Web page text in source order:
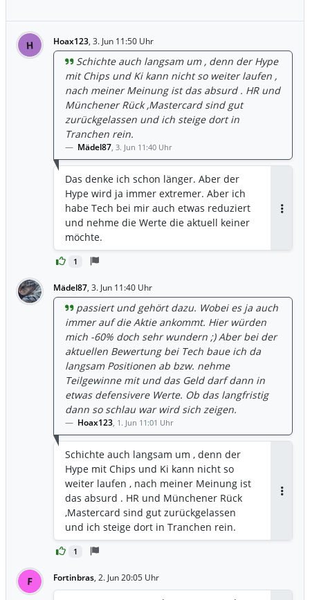
H Hoax123, 3. Jun 11:50 Uhr
1
Schichte auch langsam um , denn der Hype
mit Chips und Ki kann nicht so weiter laufen ,
nach meiner Meinung ist das absurd . HR und
Münchener Rück ,Mastercard sind gut
zurückgelassen und ich steige dort in
Tranchen rein.
Mädel87, 3. Jun 11:40 Uhr
Das denke ich schon länger. Aber der
Hype wird ja immer extremer. Aber ich
habe Tech bei mir auch etwas reduziert
und nehme die Werte die aktuell keiner
möchte.
Mädel87, 3. Jun 11:40 Uhr
1
passiert und gehört dazu. Wobei es ja auch
immer auf die Aktie ankommt. Hier würden
mich -60% doch sehr wundern ;) Aber bei der
aktuellen Bewertung bei Tech baue ich da
langsam Positionen ab bzw. nehme
Teilgewinne mit und das Geld darf dann in
etwas defensivere Werte. Ob das langfristig
dann so schlau war wird sich zeigen.
Hoax123, 1. Jun 11:01 Uhr
Schichte auch langsam um , denn der
Hype mit Chips und Ki kann nicht so
weiter laufen , nach meiner Meinung ist
das absurd . HR und Münchener Rück
,Mastercard sind gut zurückgelassen
und ich steige dort in Tranchen rein.
F Fortinbras, 2. Jun 20:05 Uhr